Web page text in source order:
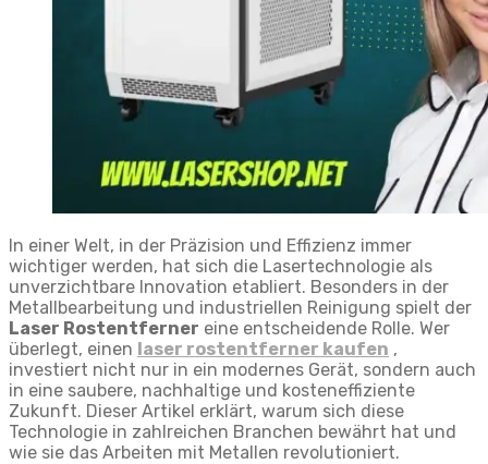
In einer Welt, in der Präzision und Effizienz immer
wichtiger werden, hat sich die Lasertechnologie als
unverzichtbare Innovation etabliert. Besonders in der
Metallbearbeitung und industriellen Reinigung spielt der
Laser Rostentferner eine entscheidende Rolle. Wer
überlegt, einen laser rostentferner kaufen ,
investiert nicht nur in ein modernes Gerät, sondern auch
in eine saubere, nachhaltige und kosteneffiziente
Zukunft. Dieser Artikel erklärt, warum sich diese
Technologie in zahlreichen Branchen bewährt hat und
wie sie das Arbeiten mit Metallen revolutioniert.